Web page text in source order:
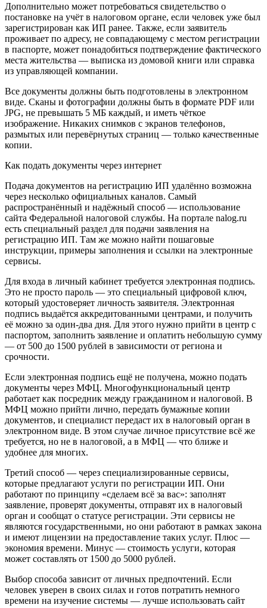
Дополнительно может потребоваться свидетельство о
постановке на учёт в налоговом органе, если человек уже был
зарегистрирован как ИП ранее. Также, если заявитель
проживает по адресу, не совпадающему с местом регистрации
в паспорте, может понадобиться подтверждение фактического
места жительства — выписка из домовой книги или справка
из управляющей компании.
Все документы должны быть подготовлены в электронном
виде. Сканы и фотографии должны быть в формате PDF или
JPG, не превышать 5 МБ каждый, и иметь чёткое
изображение. Никаких снимков с экранов телефонов,
размытых или перевёрнутых страниц — только качественные
копии.
Как подать документы через интернет
Подача документов на регистрацию ИП удалённо возможна
через несколько официальных каналов. Самый
распространённый и надёжный способ — использование
сайта Федеральной налоговой службы. На портале nalog.ru
есть специальный раздел для подачи заявления на
регистрацию ИП. Там же можно найти пошаговые
инструкции, примеры заполнения и ссылки на электронные
сервисы.
Для входа в личный кабинет требуется электронная подпись.
Это не просто пароль — это специальный цифровой ключ,
который удостоверяет личность заявителя. Электронная
подпись выдаётся аккредитованными центрами, и получить
её можно за один-два дня. Для этого нужно прийти в центр с
паспортом, заполнить заявление и оплатить небольшую сумму
— от 500 до 1500 рублей в зависимости от региона и
срочности.
Если электронная подпись ещё не получена, можно подать
документы через МФЦ. Многофункциональный центр
работает как посредник между гражданином и налоговой. В
МФЦ можно прийти лично, передать бумажные копии
документов, и специалист передаст их в налоговый орган в
электронном виде. В этом случае личное присутствие всё же
требуется, но не в налоговой, а в МФЦ — что ближе и
удобнее для многих.
Третий способ — через специализированные сервисы,
которые предлагают услуги по регистрации ИП. Они
работают по принципу «сделаем всё за вас»: заполнят
заявление, проверят документы, отправят их в налоговый
орган и сообщат о статусе регистрации. Эти сервисы не
являются государственными, но они работают в рамках закона
и имеют лицензии на предоставление таких услуг. Плюс —
экономия времени. Минус — стоимость услуги, которая
может составлять от 1500 до 5000 рублей.
Выбор способа зависит от личных предпочтений. Если
человек уверен в своих силах и готов потратить немного
времени на изучение системы — лучше использовать сайт